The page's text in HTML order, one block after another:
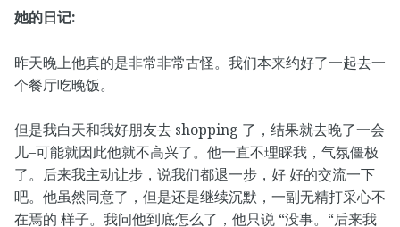
她的日记:
昨天晚上他真的是非常非常古怪。我们本来约好了一起去一
个餐厅吃晚饭。
但是我白天和我好朋友去 shopping 了，结果就去晚了一会
儿–可能就因此他就不高兴了。他一直不理睬我，气氛僵极
了。后来我主动让步，说我们都退一步，好 好的交流一下
吧。他虽然同意了，但是还是继续沉默，一副无精打采心不
在焉的 样子。我问他到底怎么了，他只说 “没事。“后来我